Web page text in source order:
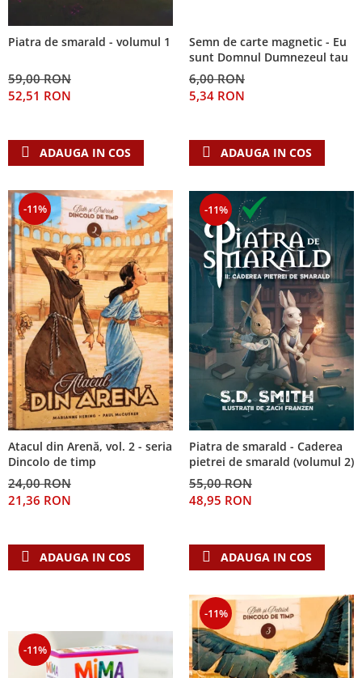
Piatra de smarald - volumul 1
59,00 RON
52,51 RON
ADAUGA IN COS
Semn de carte magnetic - Eu
sunt Domnul Dumnezeul tau
6,00 RON
5,34 RON
ADAUGA IN COS
-11%
Atacul din Arenă, vol. 2 - seria
Dincolo de timp
24,00 RON
21,36 RON
ADAUGA IN COS
-11%
Piatra de smarald - Caderea
pietrei de smarald (volumul 2)
55,00 RON
48,95 RON
ADAUGA IN COS
-11%
-11%